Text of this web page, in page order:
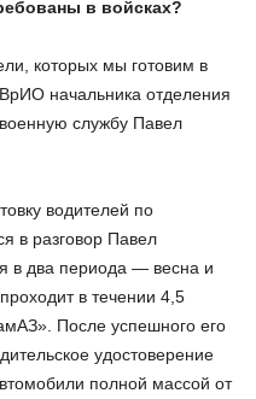
в войсках?
которых мы готовим в
начальника отделения
службу Павел
водителей по
в разговор Павел
в два периода — весна и
в течении 4,5
После успешного его
удостоверение
полной массой от